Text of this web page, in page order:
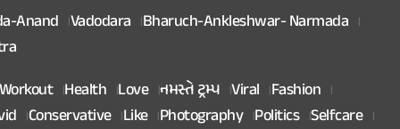
Anand Vadodara Bharuch-Ankleshwar- Narmada
Workout Health Love નમસ્તે ટ્રમ્પ Viral Fashion
Conservative Like Photography Politics Selfcare